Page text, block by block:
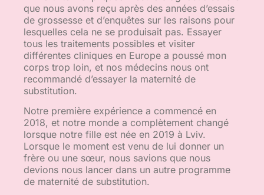
que nous avons reçu après des années d’essais
de grossesse et d’enquêtes sur les raisons pour
lesquelles cela ne se produisait pas. Essayer
tous les traitements possibles et visiter
différentes cliniques en Europe a poussé mon
corps trop loin, et nos médecins nous ont
recommandé d’essayer la maternité de
substitution.
Notre première expérience a commencé en
2018, et notre monde a complètement changé
lorsque notre fille est née en 2019 à Lviv.
Lorsque le moment est venu de lui donner un
frère ou une sœur, nous savions que nous
devions nous lancer dans un autre programme
de maternité de substitution.